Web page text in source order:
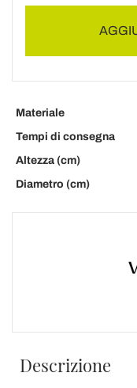
Materiale
Tempi di consegna
Altezza (cm)
Diametro (cm)
Descrizione